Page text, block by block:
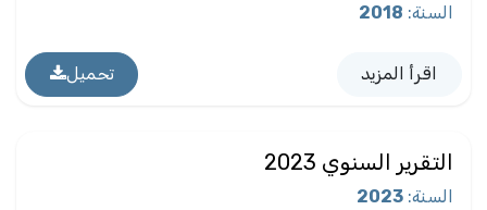
السنة:
2018
اقرأ المزيد تحميل
التقرير السنوي 2023
السنة:
2023